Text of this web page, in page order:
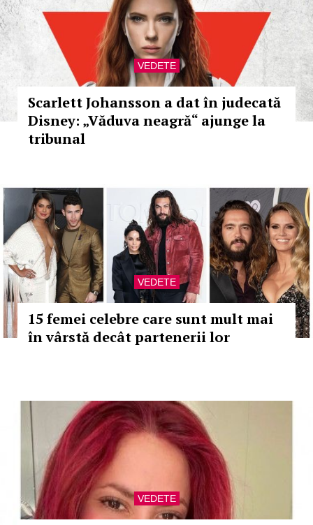
VEDETE
Scarlett Johansson a dat în judecată
Disney: „Văduva neagră“ ajunge la
tribunal
VEDETE
15 femei celebre care sunt mult mai
în vârstă decât partenerii lor
VEDETE